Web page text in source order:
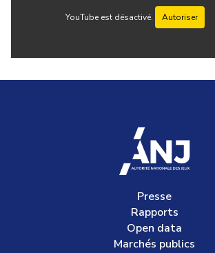
YouTube est désactivé. Autoriser
accueil
Presse
Rapports
Open data
Marchés publics